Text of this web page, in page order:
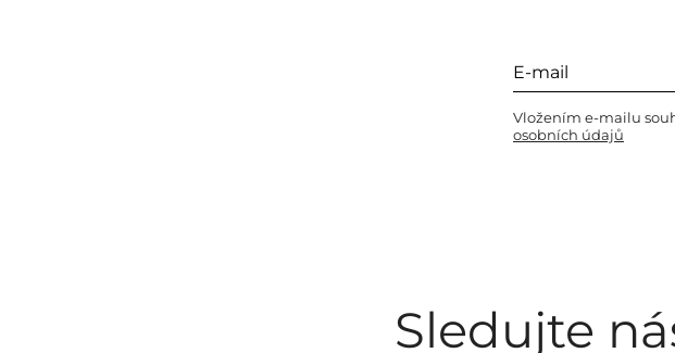
Vložením e-mailu
osobních údajů
Sledujte